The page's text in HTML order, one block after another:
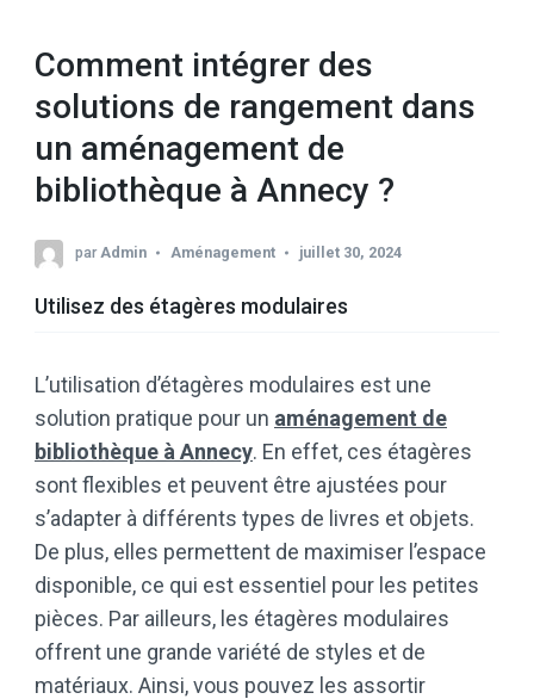
Comment intégrer des
solutions de rangement dans
un aménagement de
bibliothèque à Annecy ?
par Admin Aménagement juillet 30, 2024
Utilisez des étagères modulaires
L’utilisation d’étagères modulaires est une
solution pratique pour un aménagement de
bibliothèque à Annecy. En effet, ces étagères
sont flexibles et peuvent être ajustées pour
s’adapter à différents types de livres et objets.
De plus, elles permettent de maximiser l’espace
disponible, ce qui est essentiel pour les petites
pièces. Par ailleurs, les étagères modulaires
offrent une grande variété de styles et de
matériaux. Ainsi, vous pouvez les assortir